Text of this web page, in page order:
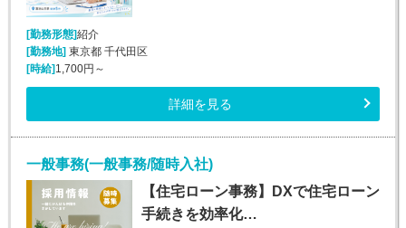
[勤務形態]紹介
[勤務地] 東京都 千代田区
[時給] 1,700円～
詳細を見る
一般事務(一般事務/随時入社)
【住宅ローン事務】DXで住宅ローン
手続きを効率化…